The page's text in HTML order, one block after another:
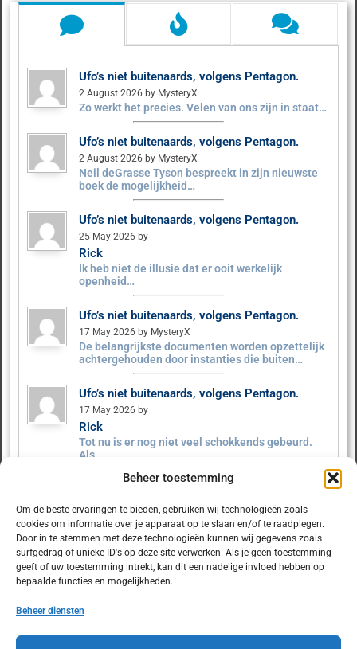
Beheer toestemming
Om de beste ervaringen te bieden, gebruiken wij technologieën zoals
cookies om informatie over je apparaat op te slaan en/of te raadplegen.
Door in te stemmen met deze technologieën kunnen wij gegevens zoals
surfgedrag of unieke ID's op deze site verwerken. Als je geen toestemming
geeft of uw toestemming intrekt, kan dit een nadelige invloed hebben op
bepaalde functies en mogelijkheden.
Beheer diensten
Ufo’s niet buitenaards, volgens Pentagon.
2 August 2026 by MysteryX
Zo werkt het precies. Velen van ons zijn in staat…
Ufo’s niet buitenaards, volgens Pentagon.
2 August 2026 by MysteryX
Neil deGrasse Tyson bespreekt in zijn nieuwste
boek de mogelijkheid…
Ufo’s niet buitenaards, volgens Pentagon.
25 May 2026 by
Rick
Ik heb niet de illusie dat er ooit werkelijk
openheid…
Ufo’s niet buitenaards, volgens Pentagon.
17 May 2026 by MysteryX
De belangrijkste documenten worden opzettelijk
achtergehouden door instanties die buiten…
Ufo’s niet buitenaards, volgens Pentagon.
17 May 2026 by
Rick
Tot nu is er nog niet veel schokkends gebeurd.
Als…
Ufo’s niet buitenaards, volgens Pentagon.
9 May 2026 by MysteryX
Het Pentagon heeft ruim 160 UFO‑dossiers
vrijgegeven. Er zijn geen…
© 2025 Dulcet.nl